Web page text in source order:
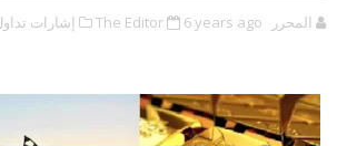
المحرر The Editor 6 years ago إشارات